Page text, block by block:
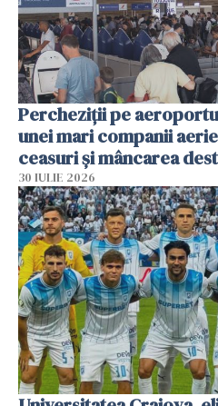
Percheziții pe
unei mari companii
ceasuri și mâncarea
30 IULIE 2026